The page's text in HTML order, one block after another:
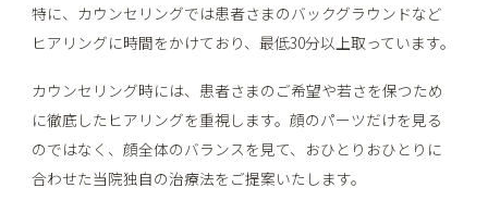
特に、カウンセリングでは患者さまのバックグラウンドなど
ヒアリングに時間をかけており、最低30分以上取っています。
カウンセリング時には、患者さまのご希望や若さを保つため
に徹底したヒアリングを重視します。顔のパーツだけを見る
のではなく、顔全体のバランスを見て、おひとりおひとりに
合わせた当院独自の治療法をご提案いたします。